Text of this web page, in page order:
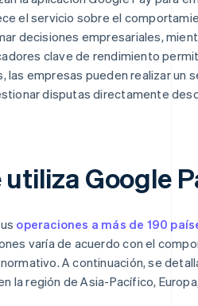
el servicio sobre el
decisiones empresariales,
clave de rendimiento
las empresas pueden realizar un
disputas directamente
utiliza Google
operaciones a más de 190
varía de acuerdo con el
A continuación, se
la región de Asia-Pacífico,